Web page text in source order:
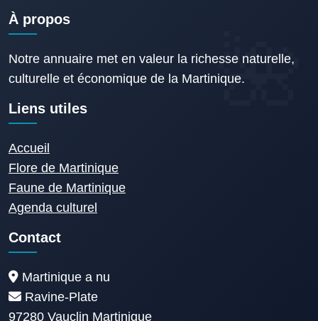
À propos
Notre annuaire met en valeur la richesse naturelle,
culturelle et économique de la Martinique.
Liens utiles
Accueil
Flore de Martinique
Faune de Martinique
Agenda culturel
Contact
Martinique a nu
Ravine-Plate
97280 Vauclin Martinique